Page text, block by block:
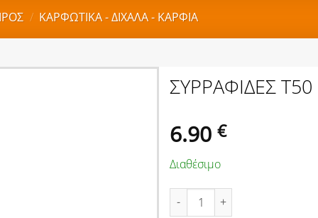
/ ΚΑΡΦΩΤΙΚΑ - ΔΙΧΑΛΑ - ΚΑΡΦΙΑ
ΣΥΡΡΑΦΙΔΕΣ Τ50
6.90 €
Διαθέσιμο
ΣΥΡΡΑΦΙΔΕΣ Τ50 10mm